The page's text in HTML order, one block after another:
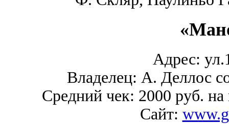
Адрес:
Владелец: А. Деллос
Средний чек: 2000 руб. на
Сайт: